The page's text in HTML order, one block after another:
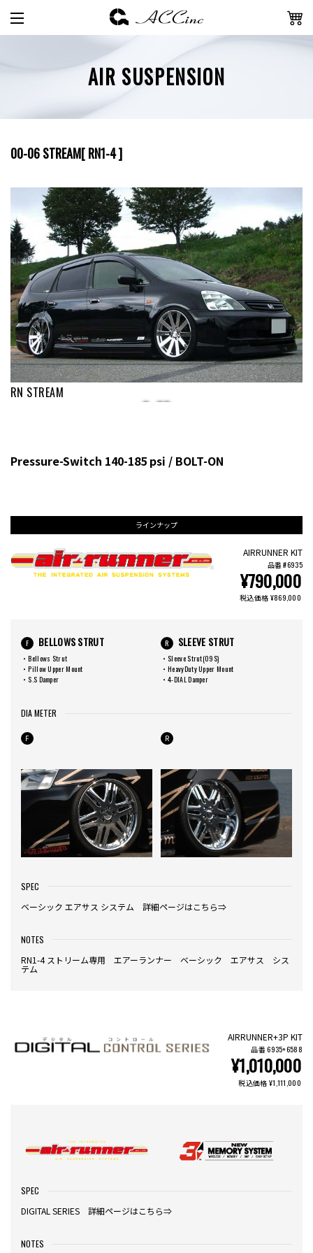
AIR SUSPENSION
00-06 STREAM[ RN1-4 ]
RN STREAM
Pressure-Switch 140-185 psi / BOLT-ON
ラインナップ
AIRRUNNER KIT
¥790,000
品番 #6935
税込価格 ¥869,000
F BELLOWS STRUT
・Bellows Strut
・Pillow Upper Mount
・S.S Damper
R SLEEVE STRUT
・Sleeve Strut(09S)
・HeavyDuty Upper Mount
・4-DIAL Damper
DIA METER
F R
SPEC
ベーシック エアサス システム 詳細ページはこちら⇒
NOTES
RN1-4 ストリーム専用 エアーランナー ベーシック エアサス シス
テム
AIRRUNNER+3P KIT
¥1,010,000
品番 6935+6588
税込価格 ¥1,111,000
SPEC
DIGITAL SERIES 詳細ページはこちら⇒
NOTES